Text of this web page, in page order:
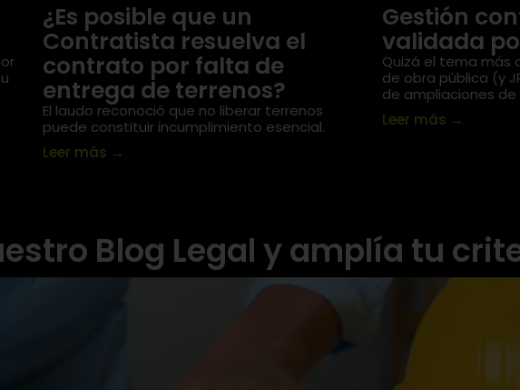
¿Es posible que un
Contratista resuelva el
contrato por falta de
entrega de terrenos?
El laudo reconoció que no liberar terrenos
puede constituir incumplimiento esencial.
Leer más →
Gestión
validada
Quizá el tema más
de obra pública (y
de ampliaciones de
Leer más →
Blog Legal y amplía tu